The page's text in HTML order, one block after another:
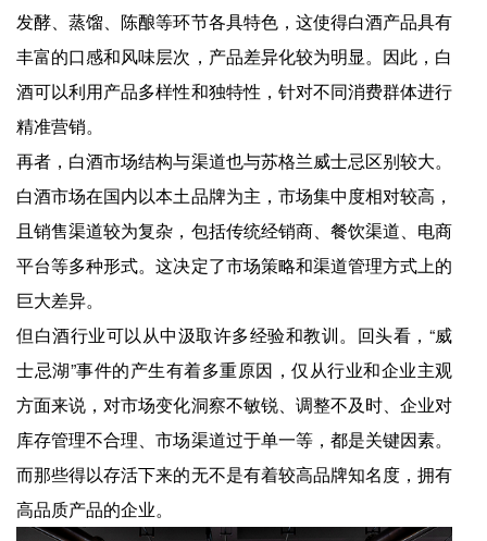
发酵、蒸馏、陈酿等环节各具特色，这使得白酒产品具有
丰富的口感和风味层次，产品差异化较为明显。因此，白
酒可以利用产品多样性和独特性，针对不同消费群体进行
精准营销。
再者，白酒市场结构与渠道也与苏格兰威士忌区别较大。
白酒市场在国内以本土品牌为主，市场集中度相对较高，
且销售渠道较为复杂，包括传统经销商、餐饮渠道、电商
平台等多种形式。这决定了市场策略和渠道管理方式上的
巨大差异。
但白酒行业可以从中汲取许多经验和教训。回头看，“威
士忌湖”事件的产生有着多重原因，仅从行业和企业主观
方面来说，对市场变化洞察不敏锐、调整不及时、企业对
库存管理不合理、市场渠道过于单一等，都是关键因素。
而那些得以存活下来的无不是有着较高品牌知名度，拥有
高品质产品的企业。